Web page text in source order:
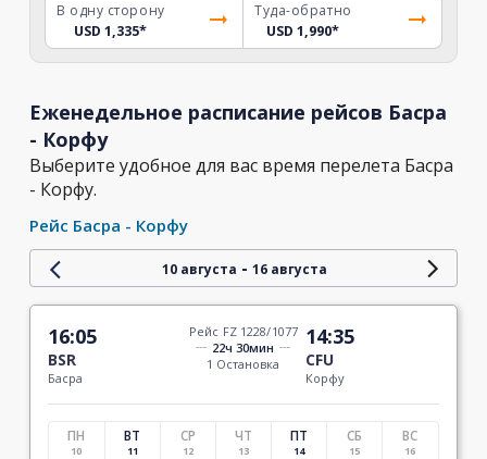
В одну сторону
USD 1,335*
Туда-обратно
USD 1,990*
Еженедельное расписание рейсов Басра
- Корфу
Выберите удобное для вас время перелета Басра
- Корфу.
Рейс Басра - Корфу
10 августа - 16 августа
16:05
BSR
Басра
Рейс FZ 1228/1077
22ч 30мин
1 Остановка
14:35
CFU
Корфу
ПН
10
ВТ
11
СР
12
ЧТ
13
ПТ
14
СБ
15
ВС
16